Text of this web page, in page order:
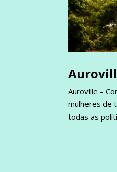
Auroville –
mulheres de
todas as